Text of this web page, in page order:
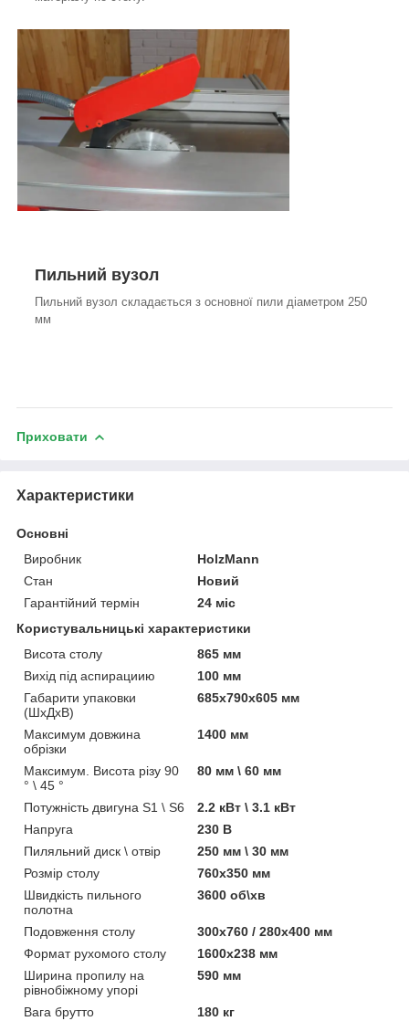
Пильний вузол
Пильний вузол складається з основної пили діаметром 250
мм
Приховати
Характеристики
Основні
Виробник
HolzMann
Стан
Новий
Гарантійний термін
24 міс
Користувальницькі характеристики
Висота столу
865 мм
Вихід під аспирациию
100 мм
Габарити упаковки
(ШхДхВ)
685х790х605 мм
Максимум довжина
обрізки
1400 мм
Максимум. Висота різу 90
° \ 45 °
80 мм \ 60 мм
Потужність двигуна S1 \ S6
2.2 кВт \ 3.1 кВт
Напруга
230 В
Пиляльний диск \ отвір
250 мм \ 30 мм
Розмір столу
760x350 мм
Швидкість пильного
полотна
3600 об\хв
Подовження столу
300x760 / 280x400 мм
Формат рухомого столу
1600x238 мм
Ширина пропилу на
рівнобіжному упорі
590 мм
Вага брутто
180 кг